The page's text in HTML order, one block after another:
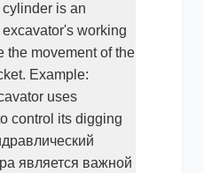
is an
working
the movement of the
Example:
uses
control its digging
является важной